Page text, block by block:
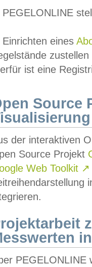
PEGELONLINE
Einrichten eines
ist eine
Source
der interaktiven
Source Projekt
Web Toolkit ↗
PEGELONLINE